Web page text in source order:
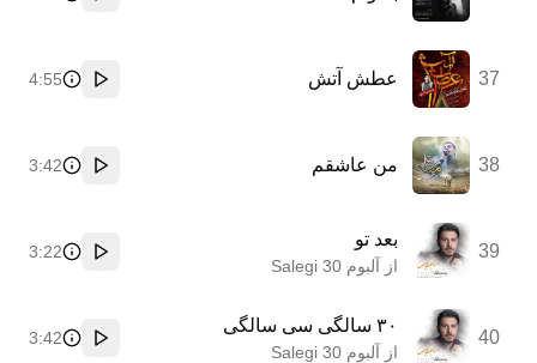
37 عطش آتش
پخش
4:55
38 من عاشقم
پخش
3:42
39
بعد تو
از آلبوم 30 Salegi پخش
3:22
40
۳۰ سالگی سی سالگی
از آلبوم 30 Salegi پخش
3:42